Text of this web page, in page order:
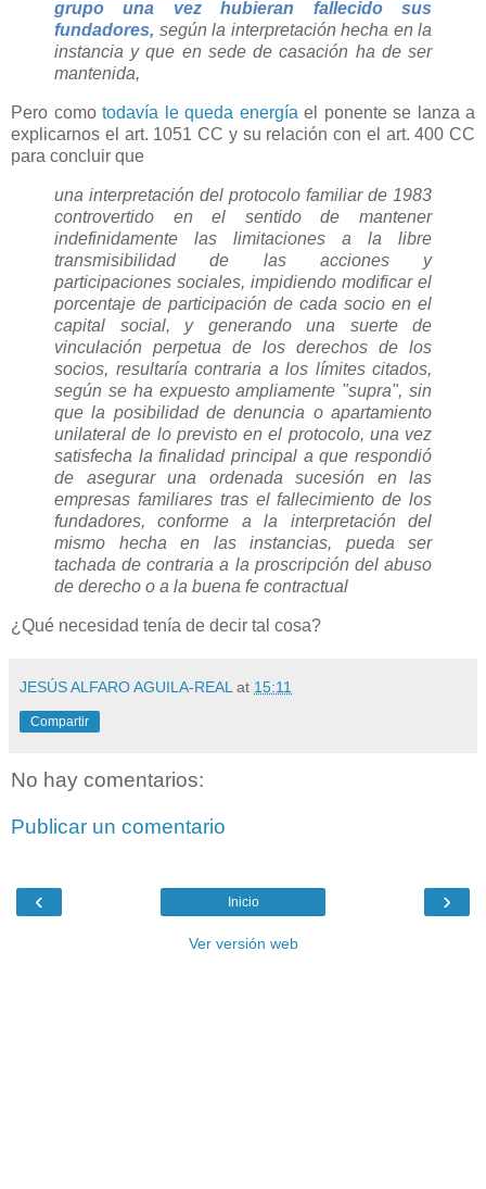
grupo una vez hubieran fallecido sus
fundadores, según la interpretación hecha en la
instancia y que en sede de casación ha de ser
mantenida,
Pero como todavía le queda energía el ponente se lanza a
explicarnos el art. 1051 CC y su relación con el art. 400 CC
para concluir que
una interpretación del protocolo familiar de 1983
controvertido en el sentido de mantener
indefinidamente las limitaciones a la libre
transmisibilidad de las acciones y
participaciones sociales, impidiendo modificar el
porcentaje de participación de cada socio en el
capital social, y generando una suerte de
vinculación perpetua de los derechos de los
socios, resultaría contraria a los límites citados,
según se ha expuesto ampliamente "supra", sin
que la posibilidad de denuncia o apartamiento
unilateral de lo previsto en el protocolo, una vez
satisfecha la finalidad principal a que respondió
de asegurar una ordenada sucesión en las
empresas familiares tras el fallecimiento de los
fundadores, conforme a la interpretación del
mismo hecha en las instancias, pueda ser
tachada de contraria a la proscripción del abuso
de derecho o a la buena fe contractual
¿Qué necesidad tenía de decir tal cosa?
JESÚS ALFARO AGUILA-REAL at 15:11
Compartir
No hay comentarios:
Publicar un comentario
‹ ›
Inicio
Ver versión web